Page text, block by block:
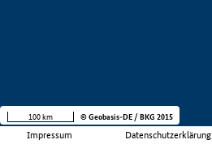
Impressum Datenschutzerklärung
100 km © Geobasis-DE / BKG 2015